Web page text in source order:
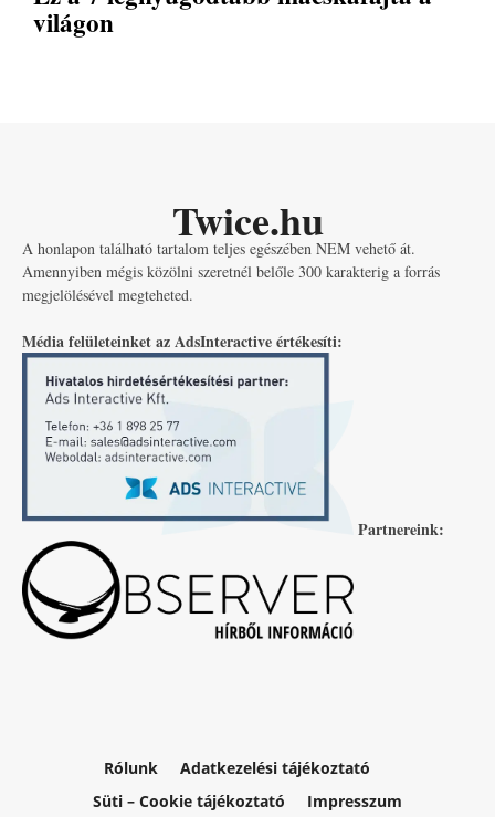
világon
Twice.hu
A honlapon található tartalom teljes egészében NEM vehető át.
Amennyiben mégis közölni szeretnél belőle 300 karakterig a forrás
megjelölésével megteheted.
Média felületeinket az AdsInteractive értékesíti:
Partnereink:
Rólunk
Adatkezelési tájékoztató
Süti – Cookie tájékoztató
Impresszum